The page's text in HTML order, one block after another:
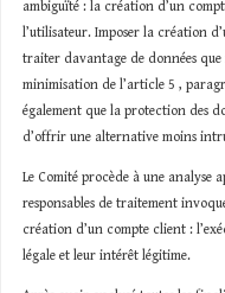
ambiguïté : la création d’un
l’utilisateur. Imposer la création
traiter davantage de données que
minimisation de l’article 5 ,
également que la protection des
d’offrir une alternative moins
Le Comité procède à une analyse
responsables de traitement
création d’un compte client :
légale et leur intérêt légitime.